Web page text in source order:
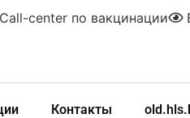
center по вакцинации
Контакты